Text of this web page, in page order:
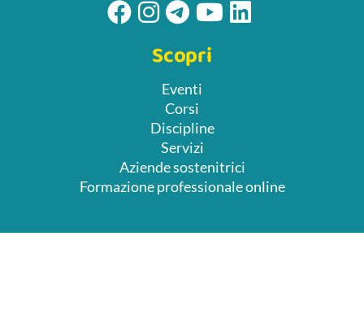
Scopri
Eventi
Corsi
Discipline
Servizi
Aziende sostenitrici
Formazione professionale online